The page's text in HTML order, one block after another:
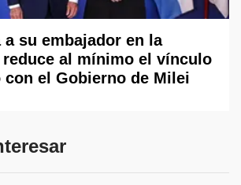
su embajador en la
al mínimo el vínculo
el Gobierno de Milei